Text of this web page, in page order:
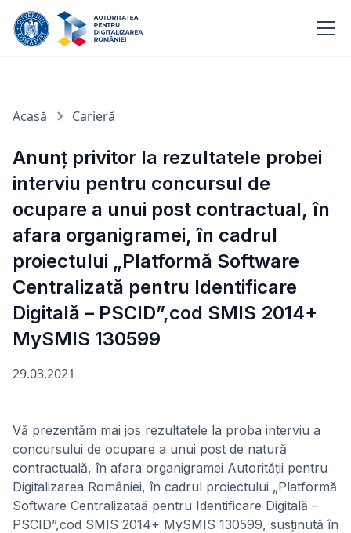
Acasă Carieră
Anunț privitor la rezultatele probei
interviu pentru concursul de
ocupare a unui post contractual, în
afara organigramei, în cadrul
proiectului „Platformă Software
Centralizată pentru Identificare
Digitală – PSCID”,cod SMIS 2014+
MySMIS 130599
29.03.2021
Vă prezentăm mai jos rezultatele la proba interviu a
concursului de ocupare a unui post de natură
contractuală, în afara organigramei Autorității pentru
Digitalizarea României, în cadrul proiectului „Platformă
Software Centralizataă pentru Identificare Digitală –
PSCID”,cod SMIS 2014+ MySMIS 130599, susținută în